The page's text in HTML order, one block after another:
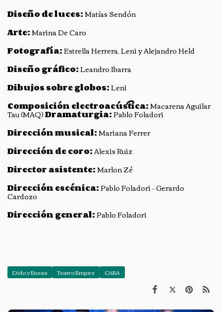
Diseño de luces:Matías Sendón
Arte:Marina De Caro
Fotografía:Estrella Herrera, Leni y Alejandro Held
Diseño gráfico:Leandro Ibarra
Dibujos sobre globos:Leni
Composición electroacústica:Macarena Aguilar
Tau (MAQ)Dramaturgia:Pablo Foladori
Dirección musical:Mariana Ferrer
Dirección de coro:Alexis Ruiz
Director asistente:Marlon Zé
Dirección escénica:Pablo Foladori - Gerardo
Cardozo
Dirección general:Pablo Foladori
Dido y Eneas Teatro Empire CABA